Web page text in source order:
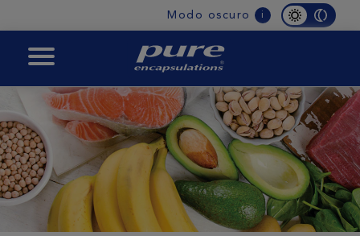
navigation
Modo oscuro i
Pure